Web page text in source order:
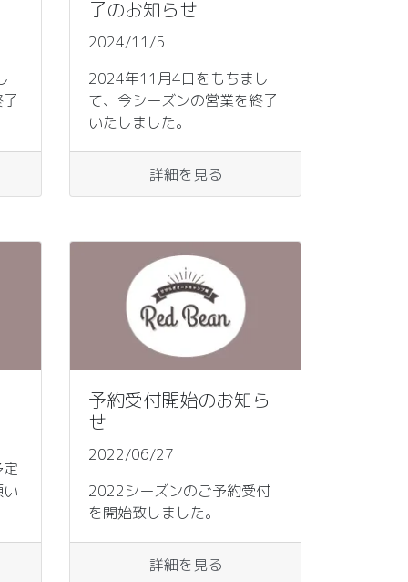
了のお知らせ
2024/11/5
2024年11月4日をもちまし
て、今シーズンの営業を終了
いたしました。
詳細を見る
予約受付開始のお知ら
せ
2022/06/27
2022シーズンのご予約受付
を開始致しました。
詳細を見る